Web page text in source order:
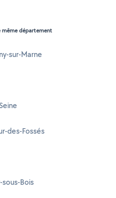
même département
sur-Marne
des-Fossés
Bois